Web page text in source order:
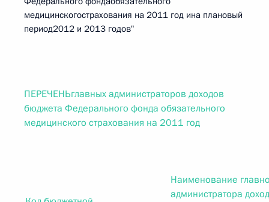
медицинскогострахования на 2011 год ина плановый
период2012 и 2013 годов"
ПЕРЕЧЕНЬглавных администраторов доходов
бюджета Федерального фонда обязательного
медицинского страхования на 2011 год
Наименование
администратора